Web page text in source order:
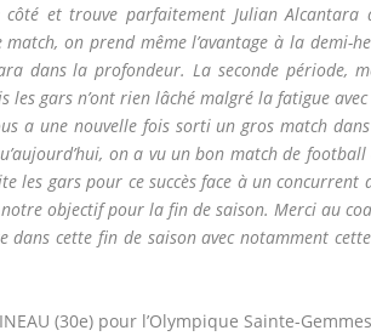
et trouve parfaitement Julian Alcantara
on prend même l’avantage à la demi-
dans la profondeur. La seconde période,
les gars n’ont rien lâché malgré la fatigue
a une nouvelle fois sorti un gros match
on a vu un bon match de football
les gars pour ce succès face à un concurrent
objectif pour la fin de saison. Merci au
cette fin de saison avec notamment
(30e) pour l’Olympique Sainte-